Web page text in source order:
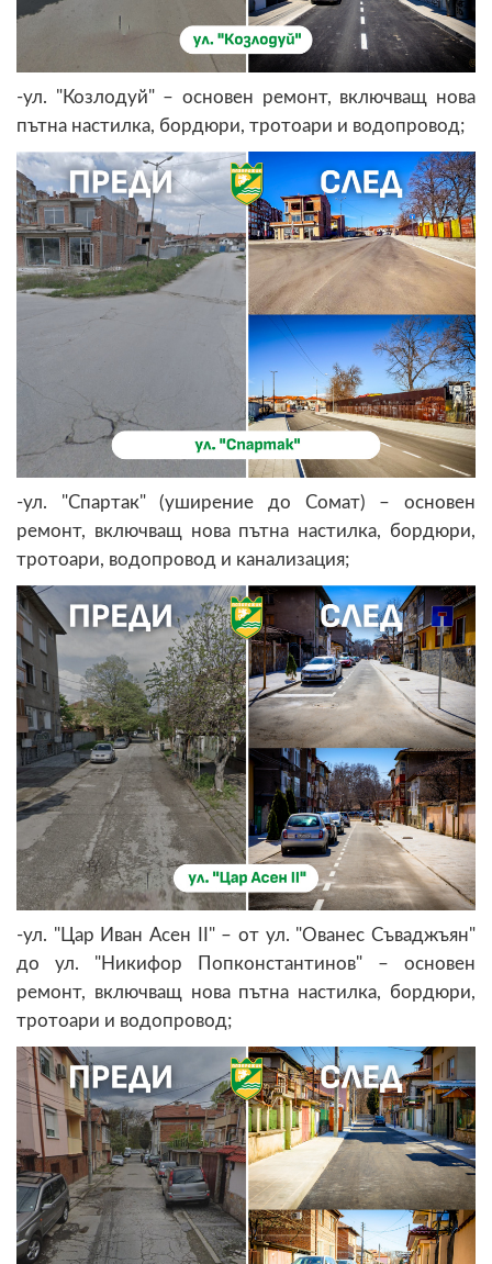
-ул. "Козлодуй" – основен ремонт, включващ нова
пътна настилка, бордюри, тротоари и водопровод;
-ул. "Спартак" (уширение до Сомат) – основен
ремонт, включващ нова пътна настилка, бордюри,
тротоари, водопровод и канализация;
-ул. "Цар Иван Асен II" – от ул. "Ованес Съваджъян"
до ул. "Никифор Попконстантинов" – основен
ремонт, включващ нова пътна настилка, бордюри,
тротоари и водопровод;